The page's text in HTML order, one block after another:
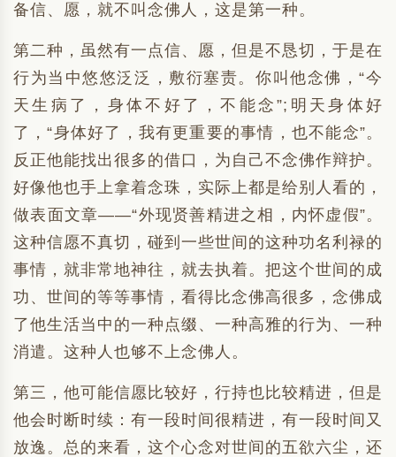
备信、愿，就不叫念佛人，这是第一种。
第二种，虽然有一点信、愿，但是不恳切，于是在
行为当中悠悠泛泛，敷衍塞责。你叫他念佛，“今
天生病了，身体不好了，不能念”;明天身体好
了，“身体好了，我有更重要的事情，也不能念”。
反正他能找出很多的借口，为自己不念佛作辩护。
好像他也手上拿着念珠，实际上都是给别人看的，
做表面文章——“外现贤善精进之相，内怀虚假”。
这种信愿不真切，碰到一些世间的这种功名利禄的
事情，就非常地神往，就去执着。把这个世间的成
功、世间的等等事情，看得比念佛高很多，念佛成
了他生活当中的一种点缀、一种高雅的行为、一种
消遣。这种人也够不上念佛人。
第三，他可能信愿比较好，行持也比较精进，但是
他会时断时续：有一段时间很精进，有一段时间又
放逸。总的来看，这个心念对世间的五欲六尘，还